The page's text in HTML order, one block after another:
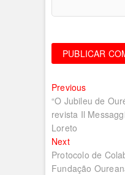
Navegação
de
artigos
PreviousPrevious
post:
“O Jubileu de
revista Il
Loreto
NextNext
post:
Protocolo de
Fundação